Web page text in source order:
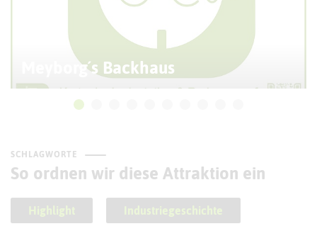
Meyborg´s Backhaus
SCHLAGWORTE
So ordnen wir diese Attraktion ein
Highlight Industriegeschichte